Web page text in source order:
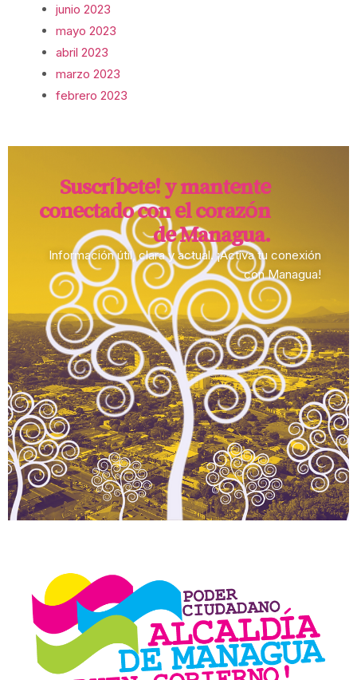
junio 2023
mayo 2023
abril 2023
marzo 2023
febrero 2023
Suscríbete! y mantente
conectado con el corazón
de Managua.​
Información útil, clara y actual. ¡Activa tu conexión
con Managua!